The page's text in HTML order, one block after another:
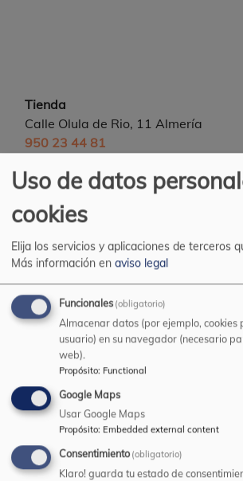
Tienda
Calle Olula de Rio, 11 Almería
950 23 44 81
Almacén
Pol. Ind. Sector 20 (Puche) Nave 54
Pedidos por Whatsapp
Email
Informacion web
Su nombre
Su dirección de correo electrónico
Uso de datos
cookies
Elija los servicios y aplicaciones de terceros
Más información en aviso legal
Funcionales (obligatorio)
Almacenar datos (por ejemplo, cookies
usuario) en su navegador (necesario
web).
Propósito: Functional
Google Maps
Usar Google Maps
Propósito: Embedded external content
Consentimiento (obligatorio)
Klaro! guarda tu estado de